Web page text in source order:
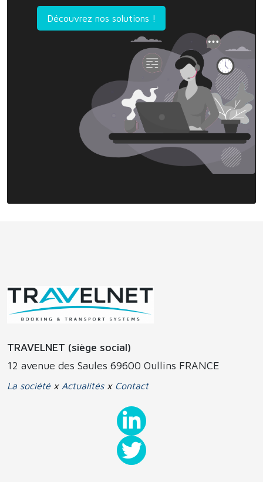
Découvrez nos solutions !
TRAVELNET (siège social)
12 avenue des Saules 69600 Oullins FRANCE
La société x Actualitésx Contact